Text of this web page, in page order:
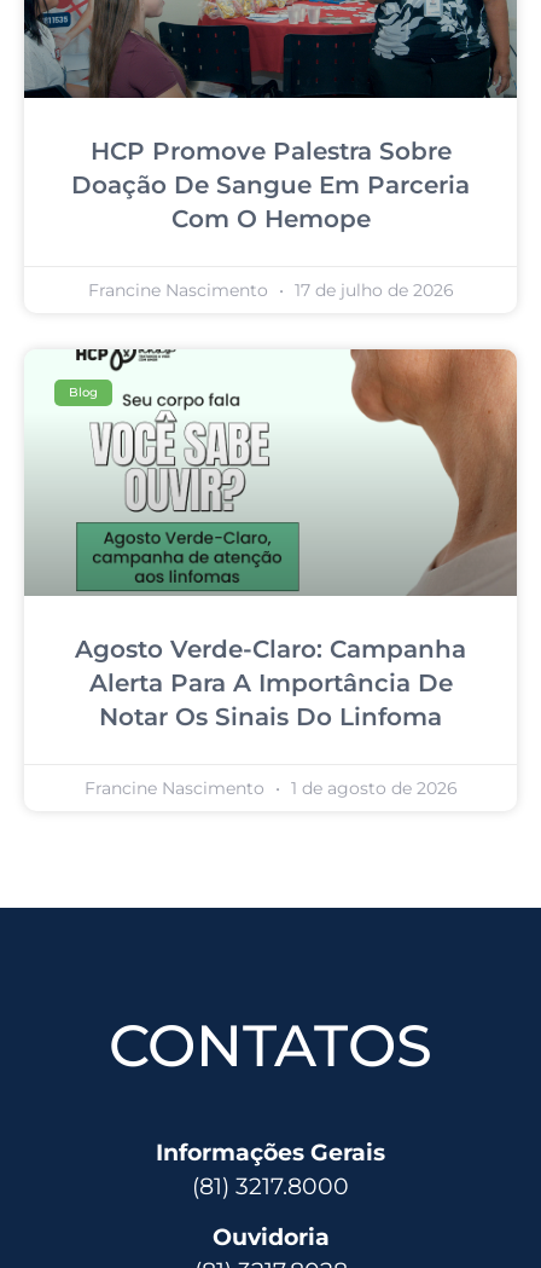
HCP Promove Palestra Sobre
Doação De Sangue Em Parceria
Com O Hemope
Francine Nascimento 17 de julho de 2026
Blog
Agosto Verde-Claro: Campanha
Alerta Para A Importância De
Notar Os Sinais Do Linfoma
Francine Nascimento 1 de agosto de 2026
CONTATOS
Informações Gerais
(81) 3217.8000
Ouvidoria